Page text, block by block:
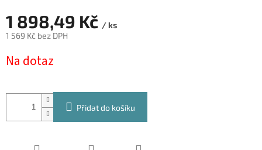
1 898,49 Kč / ks
1 569 Kč bez DPH
cena:
Na dotaz
Přidat do košíku